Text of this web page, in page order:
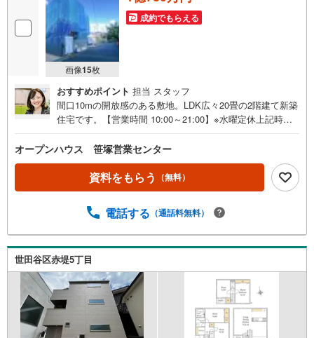
画像15枚
成約でもらえる
おすすめポイント 担当 スタッフ
間口10mの開放感のある敷地。LDK広々20畳の2階建て新築
住宅です。【営業時間 10:00～21:00】※水曜定休上記時間
連絡ください！現地を見学される場合は「室内・現地を見
学する（無料）」ボタンよりご希望の日時をご記入いただ
けますとスムーズにご案内が可能です。◎現地のご案内に
ついて・平日や夜遅い時間帯もご案内が可能 ※定休日を除
ます。・車でご自宅や最寄り駅等、ご指定の場所まで送迎
P相談会 無料物件のご紹介だけでなく住宅ローン・資金
のご相談、まずは家探しについて話を聞きたいという方も
大歓迎です！年間8000棟以上の限定物件を発表しているオ
ープンハウスだから出会える物件が多数ございます。ぜひ
お気軽にご連絡・ご相談ください！※限定物件:当社のみ、
もしくは当社を含めた数社でのみご紹介可能なオープンハ
ウス・ディベロップメントの物件
オープンハウス 笹塚営業センター
資料をもらう （無料）
電話する （通話料無料）
世田谷区赤堤5丁目